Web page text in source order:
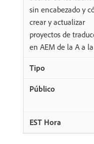
sin encabezado y
crear y actualizar
proyectos de
en AEM de la A a